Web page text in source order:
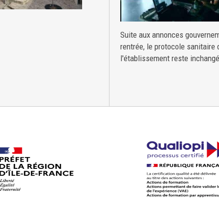
Suite aux annonces
rentrée, le protocole sanitaire
l'établissement reste